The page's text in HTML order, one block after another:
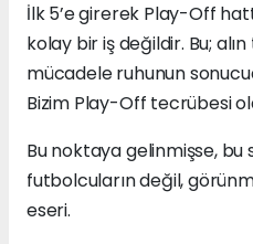
İlk 5’e girerek Play-Off
kolay bir iş değildir. Bu;
mücadele ruhunun
Bizim Play-Off tecrübesi
Bu noktaya gelinmişse, bu
futbolcuların değil,
eseri.